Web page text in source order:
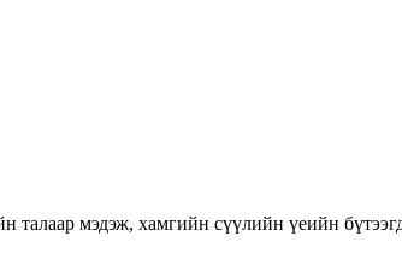
мэдэж, хамгийн сүүлийн үеийн